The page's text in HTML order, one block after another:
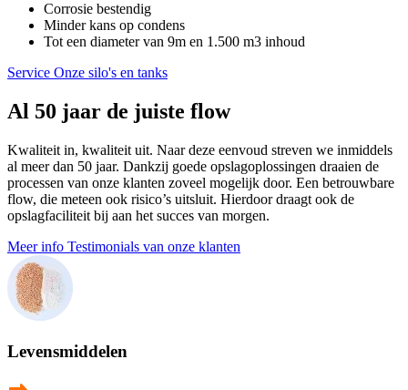
Corrosie bestendig
Minder kans op condens
Tot een diameter van 9m en 1.500 m3 inhoud
Service Onze silo's en tanks
Al 50 jaar de juiste flow
Kwaliteit in, kwaliteit uit. Naar deze eenvoud streven we inmiddels
al meer dan 50 jaar. Dankzij goede opslagoplossingen draaien de
processen van onze klanten zoveel mogelijk door. Een betrouwbare
flow, die meteen ook risico’s uitsluit. Hierdoor draagt ook de
opslagfaciliteit bij aan het succes van morgen.
Meer info Testimonials van onze klanten
Levensmiddelen